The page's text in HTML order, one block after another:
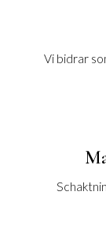
Vi bidrar